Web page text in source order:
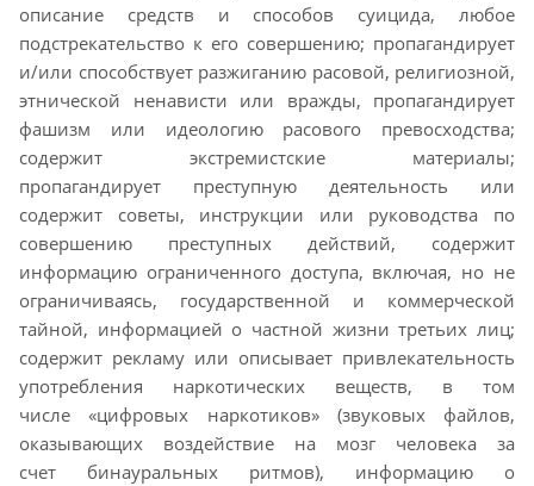
описание средств и способов суицида, любое
подстрекательство к его совершению; пропагандирует
и/или способствует разжиганию расовой, религиозной,
этнической ненависти или вражды, пропагандирует
фашизм или идеологию расового превосходства;
содержит экстремистские материалы;
пропагандирует преступную деятельность или
содержит советы, инструкции или руководства по
совершению преступных действий, содержит
информацию ограниченного доступа, включая, но не
ограничиваясь, государственной и коммерческой
тайной, информацией о частной жизни третьих лиц;
содержит рекламу или описывает привлекательность
употребления наркотических веществ, в том
числе «цифровых наркотиков» (звуковых файлов,
оказывающих воздействие на мозг человека за
счет бинауральных ритмов), информацию о